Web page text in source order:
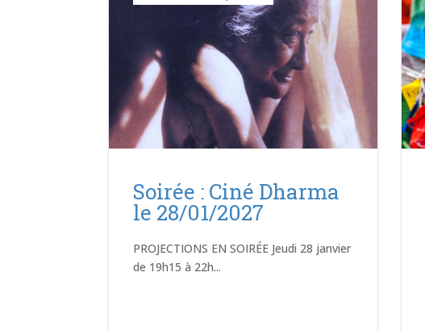
Soirée : Ciné Dharma
le 28/01/2027
PROJECTIONS EN SOIRÉE Jeudi 28 janvier
de 19h15 à 22h...